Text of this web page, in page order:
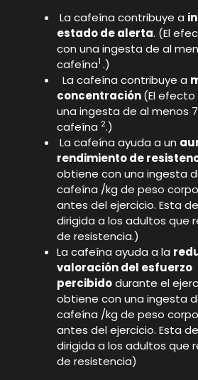
La cafeína contribuye a
estado de alerta. (El
con una ingesta de al
cafeína1 .)
La cafeína contribuye a
concentración(El
una ingesta de al menos
cafeína 2.)
La cafeína ayuda a un
rendimiento de
obtiene con una ingesta
cafeína /kg de peso
antes del ejercicio. Esta
dirigida a los adultos que
de resistencia.)
La cafeína ayuda a la
valoración del esfuerzo
percibidodurante el
obtiene con una ingesta
cafeína /kg de peso
antes del ejercicio. Esta
dirigida a los adultos que
de resistencia)